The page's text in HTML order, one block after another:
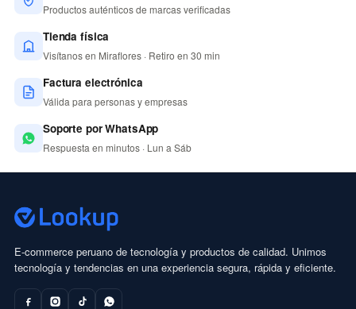
Productos auténticos de marcas verificadas
Tienda física
Visítanos en Miraflores · Retiro en 30 min
Factura electrónica
Válida para personas y empresas
Soporte por WhatsApp
Respuesta en minutos · Lun a Sáb
E-commerce peruano de tecnología y productos de calidad. Unimos
tecnología y tendencias en una experiencia segura, rápida y eficiente.